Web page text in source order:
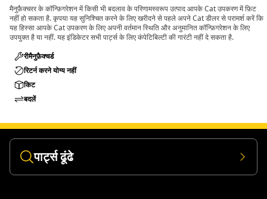
मैनुफ़ैक्चरर के कॉन्फ़िगरेशन में किसी भी बदलाव के परिणामस्वरूप उत्पाद आपके Cat उपकरण में फ़िट
नहीं हो सकता है. कृपया यह सुनिश्चित करने के लिए खरीदने से पहले अपने Cat डीलर से परामर्श करें कि
यह हिस्सा आपके Cat उपकरण के लिए अपनी वर्तमान स्थिति और अनुमानित कॉन्फ़िगरेशन के लिए
उपयुक्त है या नहीं. यह इंडिकेटर सभी पार्ट्स के लिए कंपेटिबिल्टी की गारंटी नहीं दे सकता है.
रीमैनुफ़ैक्चर्ड
रिटर्न करने योग्य नहीं
किट
बदलें
पार्ट्स ढूंढे